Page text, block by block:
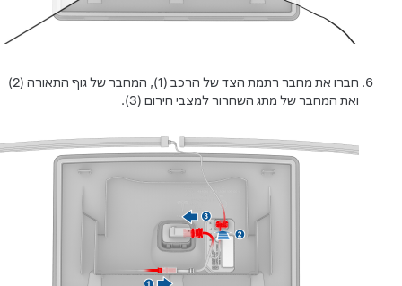
חברו את מחבר רתמת הצד של הרכב (1), המחבר של גוף התאורה (2)
ואת המחבר של מתג השחרור למצבי חירום (3).